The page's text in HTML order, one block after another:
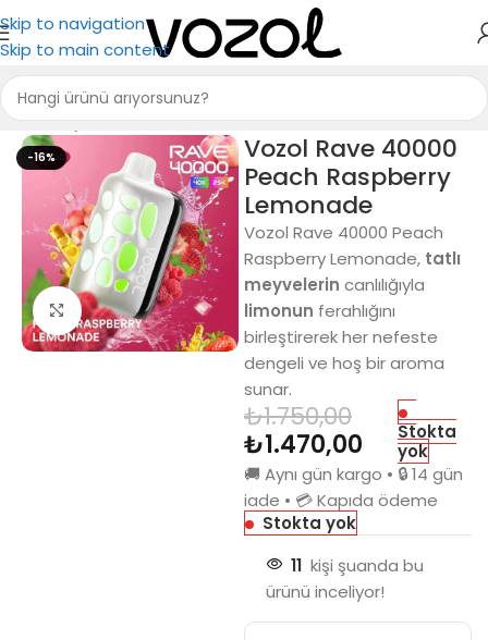
Skip to navigation
Skip to main content
Ana Sayfa Vozol Rave 40000
-16%
Büyütmek için tıkla
Vozol Rave 40000
Peach Raspberry
Lemonade
Vozol Rave 40000 Peach
Raspberry Lemonade, tatlı
meyvelerin canlılığıyla
limonun ferahlığını
birleştirerek her nefeste
dengeli ve hoş bir aroma
sunar.
₺1.750,00
₺1.470,00
Stokta
yok
🚚 Aynı gün kargo • 🔒 14 gün
iade • 💳 Kapıda ödeme
Stokta yok
11 kişi şuanda bu
ürünü inceliyor!